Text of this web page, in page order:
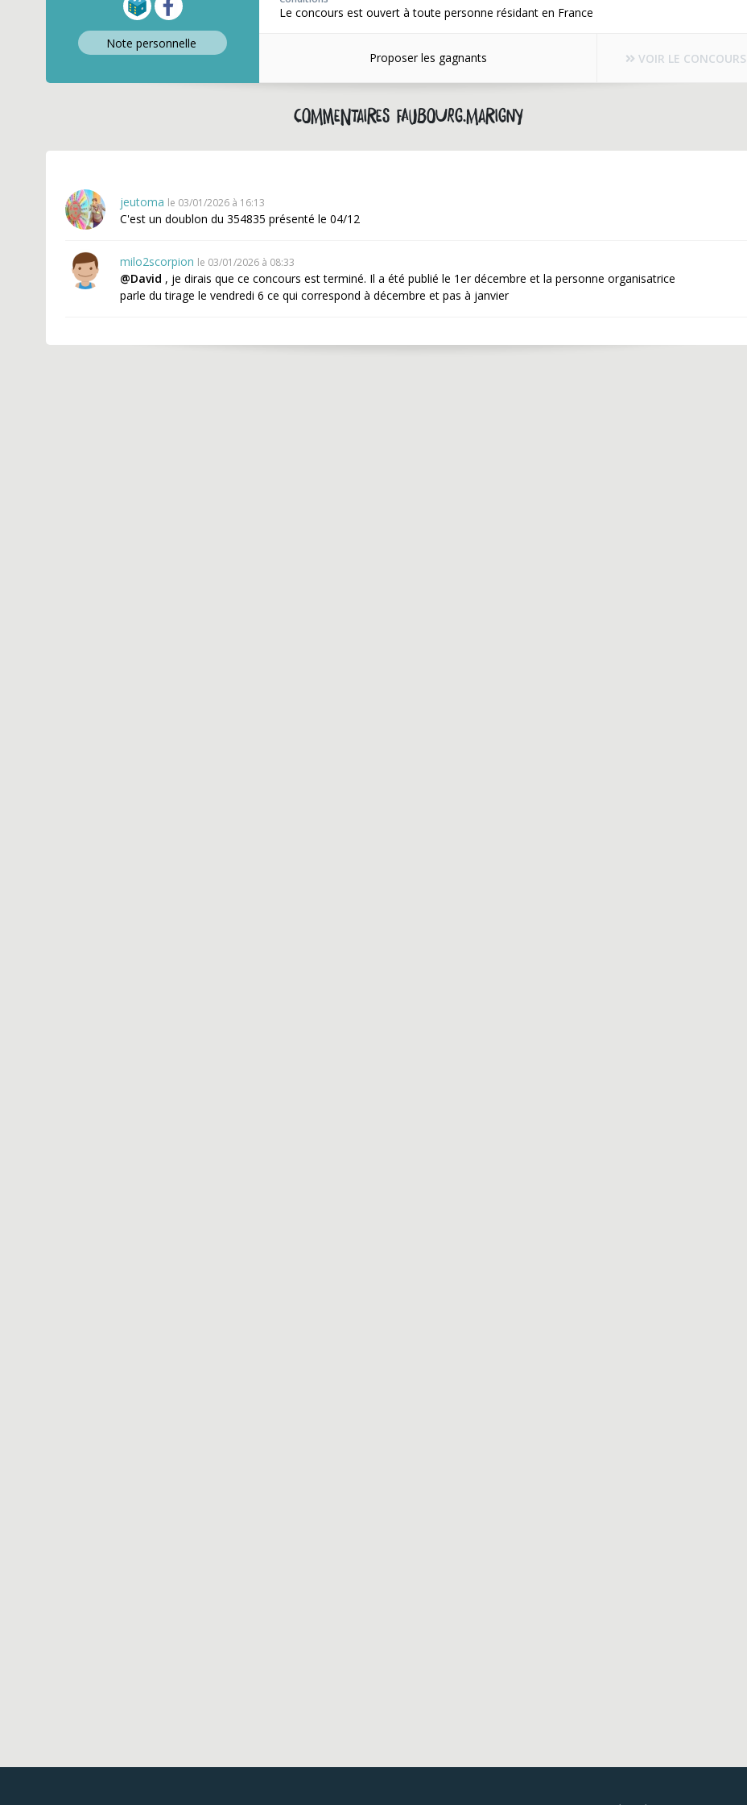
Note personnelle
Le concours est ouvert à toute personne résidant en France
Proposer les gagnants VOIR LE CONCOURS
Commentaires faubourg.marigny
jeutoma le 03/01/2026 à 16:13
C'est un doublon du 354835 présenté le 04/12
milo2scorpion le 03/01/2026 à 08:33
@David , je dirais que ce concours est terminé. Il a été publié le 1er décembre et la personne organisatrice
parle du tirage le vendredi 6 ce qui correspond à décembre et pas à janvier